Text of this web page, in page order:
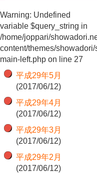
Warning: Undefined
variable $query_string in
/home/joppari/
content/themes/showadori/
main-left.php on line 27
平成29年5月
(2017/06/12)
平成29年4月
(2017/06/12)
平成29年3月
(2017/06/12)
平成29年2月
(2017/06/12)